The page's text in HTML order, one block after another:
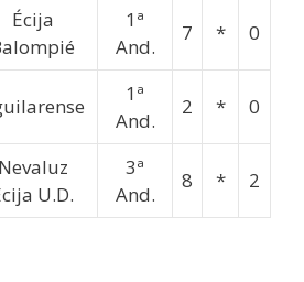
Écija
1ª
And.
7 * 0
1ª
And.
2 * 0
Nevaluz
U.D.
3ª
And.
8 * 2